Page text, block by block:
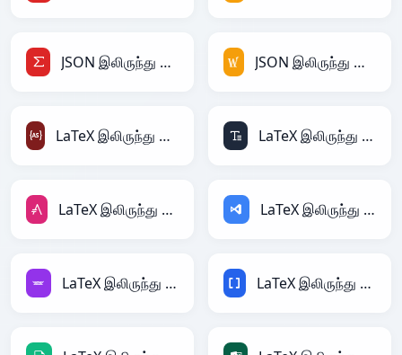
JSON இலிருந்து LaTeX JSON இலிருந்து MediaWiki
LaTeX இலிருந்து ActionScript LaTeX இலிருந்து ASCII
LaTeX இலிருந்து AsciiDoc LaTeX இலிருந்து ASP
LaTeX இலிருந்து Avro LaTeX இலிருந்து BBCode